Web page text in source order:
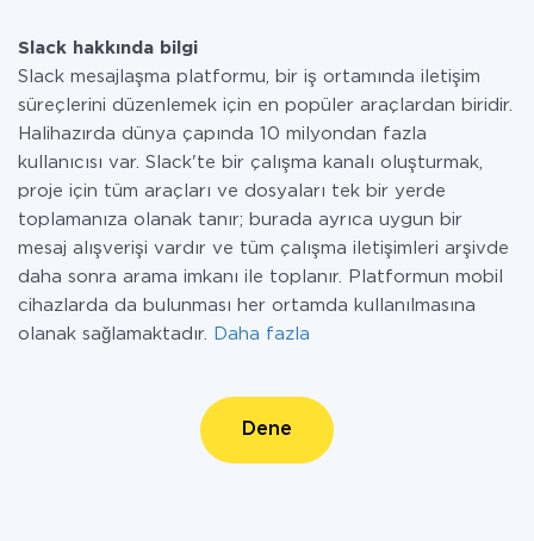
Slack hakkında bilgi
Slack mesajlaşma platformu, bir iş ortamında iletişim
süreçlerini düzenlemek için en popüler araçlardan biridir.
Halihazırda dünya çapında 10 milyondan fazla
kullanıcısı var. Slack'te bir çalışma kanalı oluşturmak,
proje için tüm araçları ve dosyaları tek bir yerde
toplamanıza olanak tanır; burada ayrıca uygun bir
mesaj alışverişi vardır ve tüm çalışma iletişimleri arşivde
daha sonra arama imkanı ile toplanır. Platformun mobil
cihazlarda da bulunması her ortamda kullanılmasına
olanak sağlamaktadır.
Daha fazla
Dene